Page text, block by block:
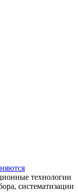
технологии
систематизации